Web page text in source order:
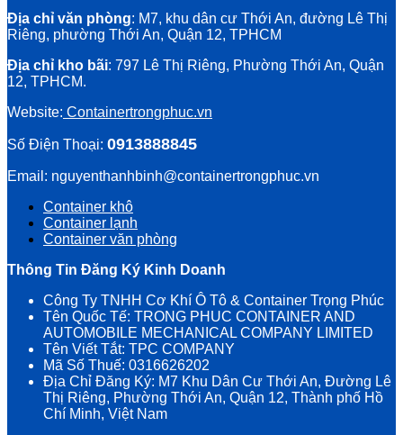
Địa chỉ văn phòng: M7, khu dân cư Thới An, đường Lê Thị
Riêng, phường Thới An, Quận 12, TPHCM
Địa chỉ kho bãi: 797 Lê Thị Riêng, Phường Thới An, Quận
12, TPHCM.
Website: Containertrongphuc.vn
Số Điện Thoại: 0913888845
Email: nguyenthanhbinh@containertrongphuc.vn
Container khô
Container lạnh
Container văn phòng
Thông Tin Đăng Ký Kinh Doanh
Công Ty TNHH Cơ Khí Ô Tô & Container Trọng Phúc
Tên Quốc Tế: TRONG PHUC CONTAINER AND
AUTOMOBILE MECHANICAL COMPANY LIMITED
Tên Viết Tắt: TPC COMPANY
Mã Số Thuế: 0316626202
Địa Chỉ Đăng Ký: M7 Khu Dân Cư Thới An, Đường Lê
Thị Riêng, Phường Thới An, Quận 12, Thành phố Hồ
Chí Minh, Việt Nam